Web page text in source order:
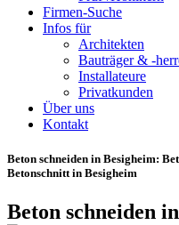
Firmen-Suche
Infos für
Architekten
Bauträger & -
Installateure
Privatkunden
Über uns
Kontakt
Beton schneiden in Besigheim:
Betonschnitt in Besigheim
Beton schneiden